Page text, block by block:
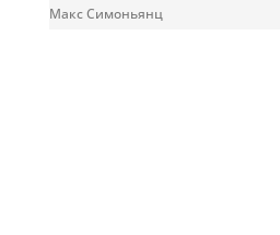
Макс Симоньянц